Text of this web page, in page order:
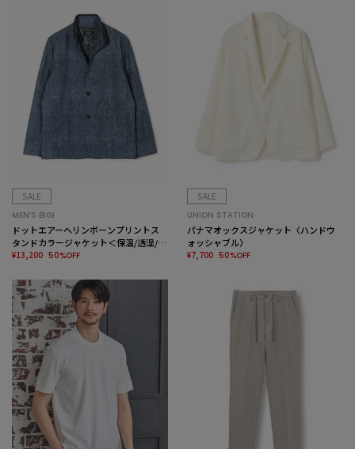
SALE
MEN’S BIGI
ドットエアーヘリンボーンプリントス
タンドカラージャケット＜保温/透湿/撥
水/防シワ/ストレッチ＞
¥13,200 50%OFF
SALE
UNION STATION
パナマオックスジャケット〈ハンドウ
ォッシャブル〉
¥7,700 50%OFF